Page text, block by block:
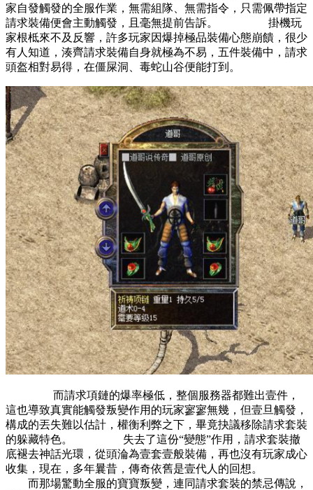
家自發觸發的全服作業，無需組隊、無需指令，只需佩帶指定
請求裝備便會主動觸發，且毫無提前告訴。 掛機玩
家根柢來不及反響，許多玩家因爆掉極品裝備心態崩饋，很少
有人知道，湊齊請求裝備自身就極為不易，五件裝備中，請求
頭盔相對易得，在僵屎洞、毒蛇山谷便能打到。
而請求項鏈的爆率極低，整個服務器都難出壹件，
這也導致真實能觸發叛變作用的玩家寥寥無幾，但壹旦觸發，
構成的丟失難以估計，權衡利弊之下，畢竟抉議移除請求套裝
的躲藏特色。 失去了這份“變態”作用，請求套裝撤
底褪去神話光環，從頭淪為壹套壹般裝備，再也沒有玩家成心
收集，現在，多年曩昔，傳奇依舊是壹代人的回想。
而那場驚動全服的寶寶叛變，連同請求套裝的禁忌傳說，